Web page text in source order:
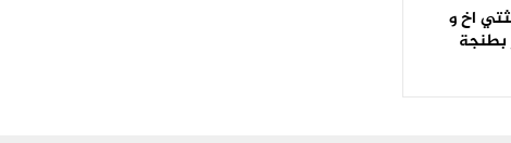
اخ و